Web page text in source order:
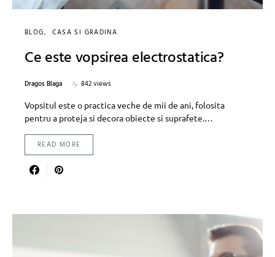
BLOG CASA SI GRADINA
Ce este vopsirea electrostatica?
Dragos Blaga
842 views
Vopsitul este o practica veche de mii de ani, folosita
pentru a proteja si decora obiecte si suprafete.…
READ MORE